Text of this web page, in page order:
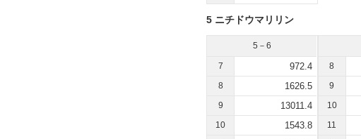
5 ニチドウマリリン
5－6
7 972.4
8 1626.5
9 13011.4
10 1543.8
8
9
10
11